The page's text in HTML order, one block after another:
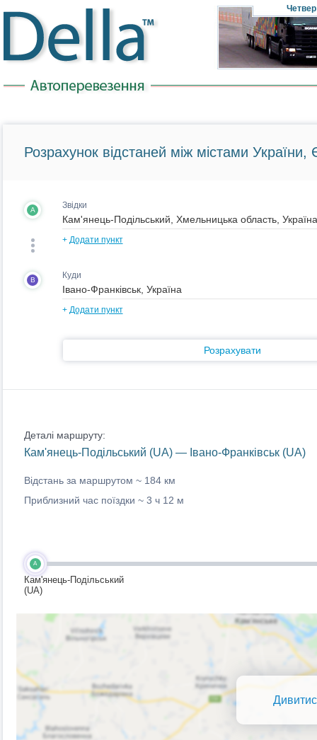
Четвер
Розрахунок відстаней між містами України,
A Звідки
+ Додати пункт
B Куди
+ Додати пункт
Розрахувати
Деталі маршруту:
Кам'янець-Подільський (UA) — Івано-Франківськ (UA)
Відстань за маршрутом ~ 184 км
Приблизний час поїздки ~ 3 ч 12 м
A
Кам'янець-Подільський
(UA)